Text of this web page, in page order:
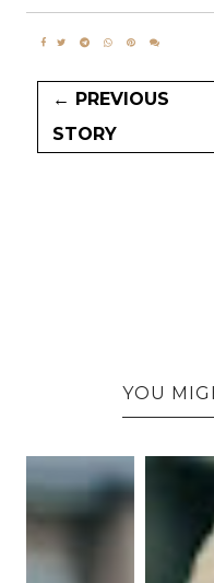
← PREVIOUS
STORY
YOU